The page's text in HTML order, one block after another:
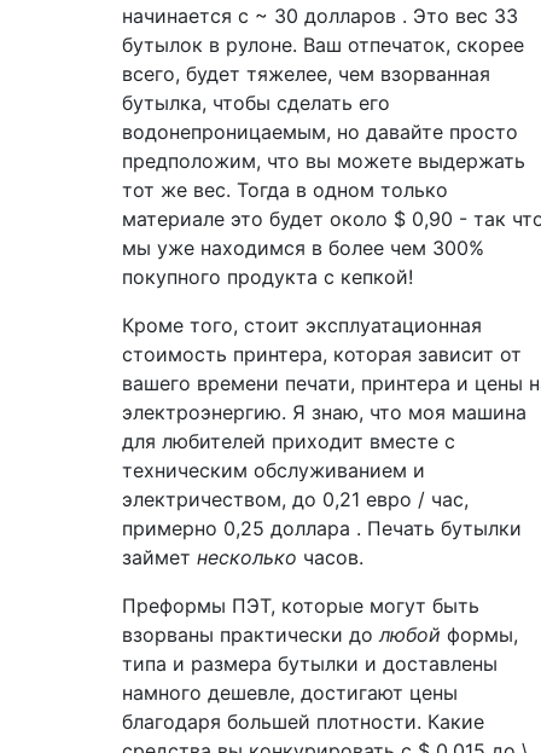
начинается с ~ 30 долларов . Это вес 33
бутылок в рулоне. Ваш отпечаток, скорее
всего, будет тяжелее, чем взорванная
бутылка, чтобы сделать его
водонепроницаемым, но давайте просто
предположим, что вы можете выдержать
тот же вес. Тогда в одном только
материале это будет около $ 0,90 - так
мы уже находимся в более чем 300%
покупного продукта с кепкой!
Кроме того, стоит эксплуатационная
стоимость принтера, которая зависит от
вашего времени печати, принтера и цены
электроэнергию. Я знаю, что моя машина
для любителей приходит вместе с
техническим обслуживанием и
электричеством, до 0,21 евро / час,
примерно 0,25 доллара . Печать бутылки
займет несколько часов.
Преформы ПЭТ, которые могут быть
взорваны практически до любой формы,
типа и размера бутылки и доставлены
намного дешевле, достигают цены
благодаря большей плотности. Какие